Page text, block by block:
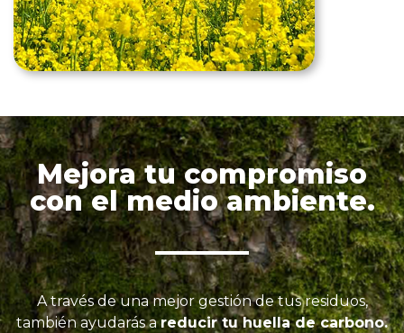
Mejora tu compromiso
con el medio ambiente.
A través de una mejor gestión de tus residuos,
también ayudarás areducir tu huella de carbono.